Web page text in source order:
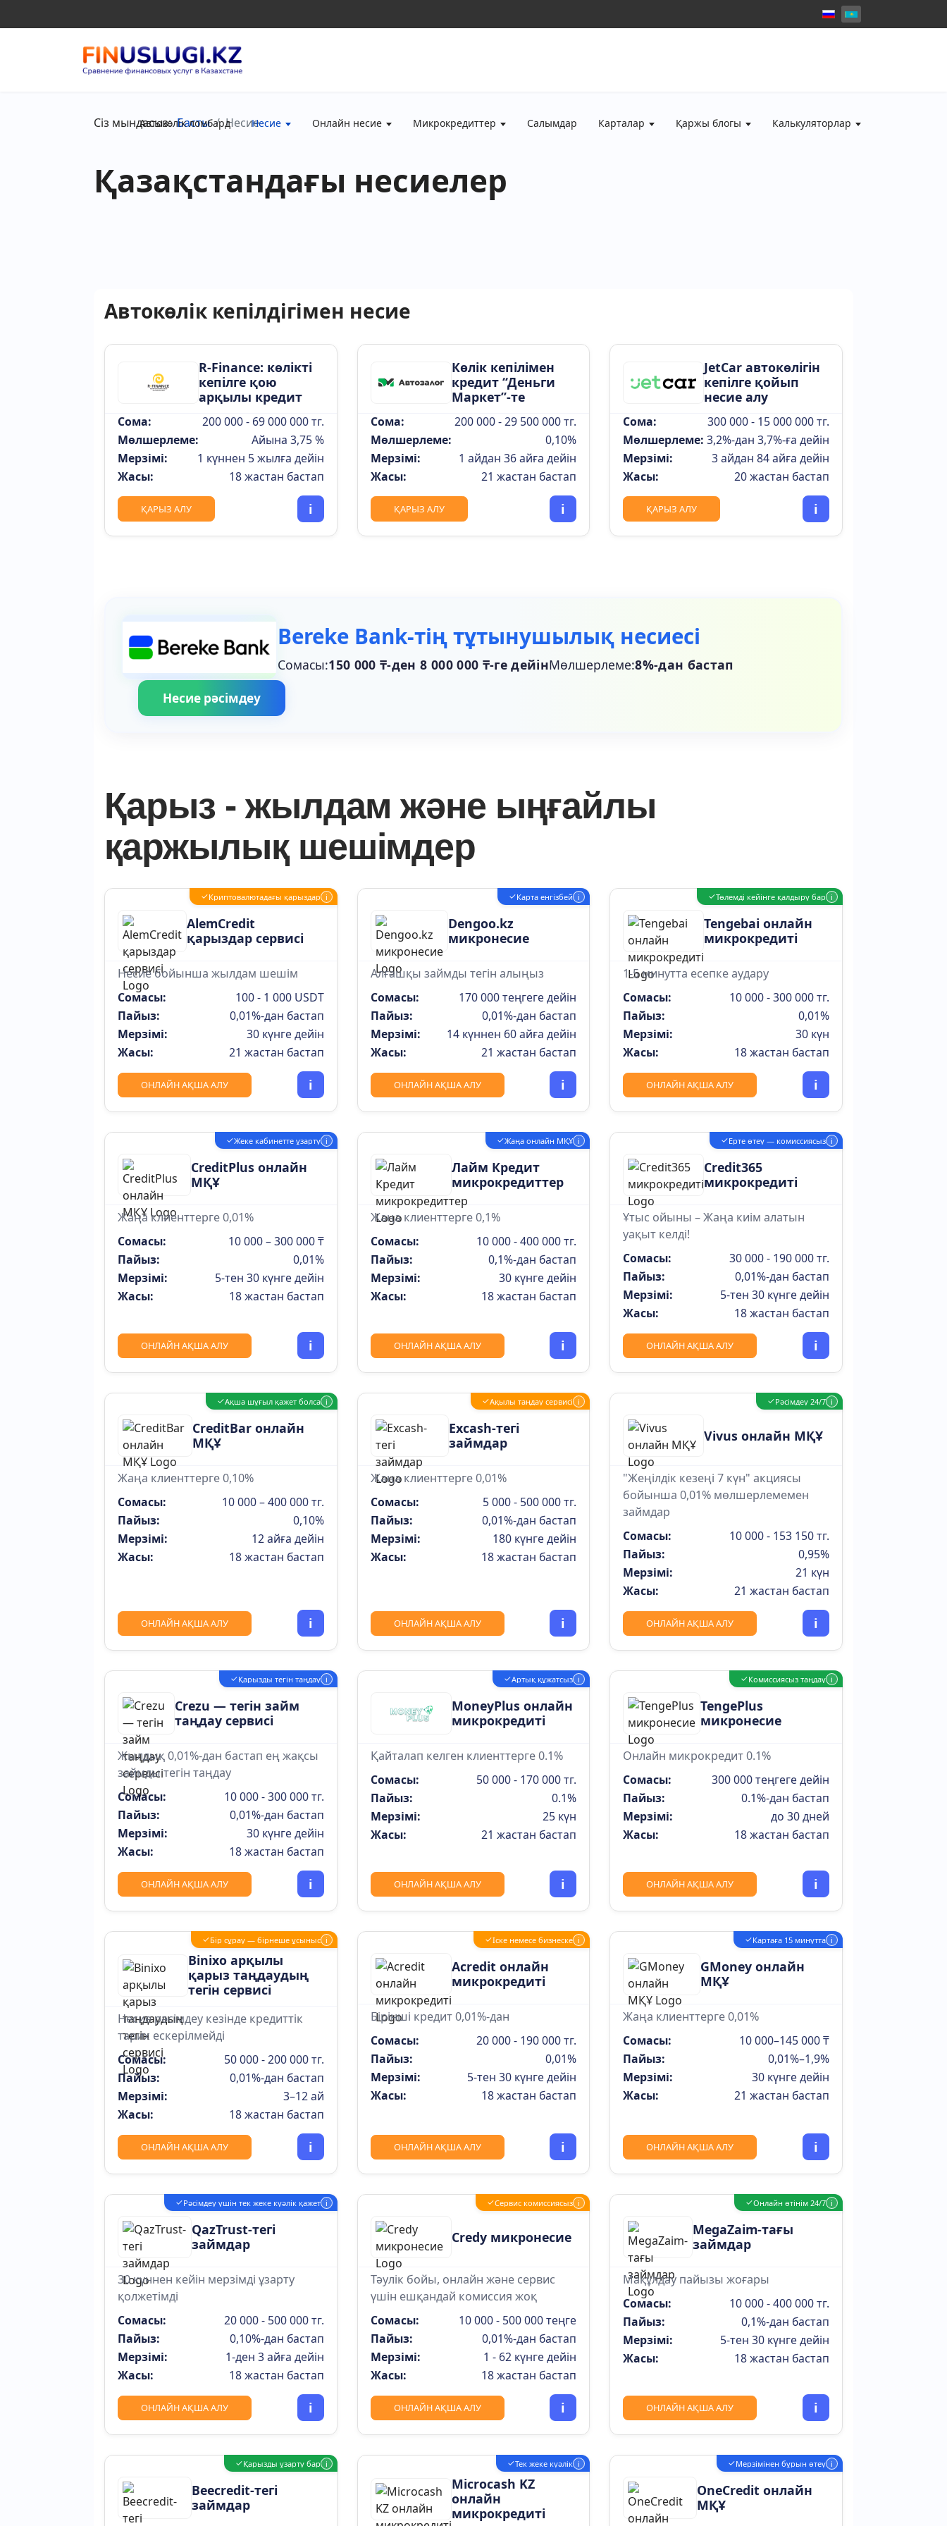
Автокөлік ломбард Несие Онлайн несие Микрокредиттер Салымдар Карталар Қаржы блогы Калькуляторлар
Сіз мындасыз:Басты Несие
Қазақстандағы несиелер
Автокөлік кепілдігімен несие
R-Finance: көлікті
кепілге қою
арқылы кредит
Сома:
200 000 - 69 000 000 тг.
Мөлшерлеме:
Айына 3,75 %
Мерзімі:
1 күннен 5 жылға дейін
Жасы:
18 жастан бастап
ҚАРЫЗ АЛУ i
Көлік кепілімен
кредит “Деньги
Маркет”-те
Сома:
200 000 - 29 500 000 тг.
Мөлшерлеме:
0,10%
Мерзімі:
1 айдан 36 айға дейін
Жасы:
21 жастан бастап
ҚАРЫЗ АЛУ i
JetCar автокөлігін
кепілге қойып
несие алу
Сома:
300 000 - 15 000 000 тг.
Мөлшерлеме: 3,2%-дан 3,7%-ға дейін
Мерзімі:
3 айдан 84 айға дейін
Жасы:
20 жастан бастап
ҚАРЫЗ АЛУ i
Bereke Bank-тің тұтынушылық несиесі
Сомасы:150 000 ₸-ден 8 000 000 ₸-ге дейінМөлшерлеме:8%-дан бастап
Несие рәсімдеу
Қарыз - жылдам және ыңғайлы
қаржылық шешімдер
✓Криптовалютадағы қарыздар i
AlemCredit
қарыздар сервисі
Несие бойынша жылдам шешім
Сомасы:
100 - 1 000 USDT
Пайыз:
0,01%-дан бастап
Мерзімі:
30 күнге дейін
Жасы:
21 жастан бастап
ОНЛАЙН АҚША АЛУ i
✓Карта енгізбей i
Dengoo.kz
микронесие
Алғашқы займды тегін алыңыз
Сомасы:
170 000 теңгеге дейін
Пайыз:
0,01%-дан бастап
Мерзімі:
14 күннен 60 айға дейін
Жасы:
21 жастан бастап
ОНЛАЙН АҚША АЛУ i
✓Төлемді кейінге қалдыру бар i
Tengebai онлайн
микрокредиті
1-5 минутта есепке аудару
Сомасы:
10 000 - 300 000 тг.
Пайыз:
0,01%
Мерзімі:
30 күн
Жасы:
18 жастан бастап
ОНЛАЙН АҚША АЛУ i
✓Жеке кабинетте ұзарту i
CreditPlus онлайн
МҚҰ
Жаңа клиенттерге 0,01%
Сомасы:
10 000 – 300 000 ₸
Пайыз:
0,01%
Мерзімі:
5-тен 30 күнге дейін
Жасы:
18 жастан бастап
ОНЛАЙН АҚША АЛУ i
✓Жаңа онлайн МҚҰ i
Лайм Кредит
микрокредиттер
Жаңа клиенттерге 0,1%
Сомасы:
10 000 - 400 000 тг.
Пайыз:
0,1%-дан бастап
Мерзімі:
30 күнге дейін
Жасы:
18 жастан бастап
ОНЛАЙН АҚША АЛУ i
✓Ерте өтеу — комиссиясыз i
Credit365
микрокредиті
Ұтыс ойыны – Жаңа киім алатын
уақыт келді!
Сомасы:
30 000 - 190 000 тг.
Пайыз:
0,01%-дан бастап
Мерзімі:
5-тен 30 күнге дейін
Жасы:
18 жастан бастап
ОНЛАЙН АҚША АЛУ i
✓Ақша шұғыл қажет болса i
CreditBar онлайн
МҚҰ
Жаңа клиенттерге 0,10%
Сомасы:
10 000 – 400 000 тг.
Пайыз:
0,10%
Мерзімі:
12 айға дейін
Жасы:
18 жастан бастап
ОНЛАЙН АҚША АЛУ i
✓Ақылы таңдау сервисі i
Excash-тегі
займдар
Жаңа клиенттерге 0,01%
Сомасы:
5 000 - 500 000 тг.
Пайыз:
0,01%-дан бастап
Мерзімі:
180 күнге дейін
Жасы:
18 жастан бастап
ОНЛАЙН АҚША АЛУ i
✓Рәсімдеу 24/7 i
Vivus онлайн МҚҰ
"Жеңілдік кезеңі 7 күн" акциясы
бойынша 0,01% мөлшерлемемен
займдар
Сомасы:
10 000 - 153 150 тг.
Пайыз:
0,95%
Мерзімі:
21 күн
Жасы:
21 жастан бастап
ОНЛАЙН АҚША АЛУ i
✓Қарызды тегін таңдау i
Crezu — тегін займ
таңдау сервисі
Жылдық 0,01%-дан бастап ең жақсы
займды тегін таңдау
Сомасы:
10 000 - 300 000 тг.
Пайыз:
0,01%-дан бастап
Мерзімі:
30 күнге дейін
Жасы:
18 жастан бастап
ОНЛАЙН АҚША АЛУ i
✓Артық құжатсыз i
MoneyPlus онлайн
микрокредиті
Қайталап келген клиенттерге 0.1%
Сомасы:
50 000 - 170 000 тг.
Пайыз:
0.1%
Мерзімі:
25 күн
Жасы:
21 жастан бастап
ОНЛАЙН АҚША АЛУ i
✓Комиссиясыз таңдау i
TengePlus
микронесие
Онлайн микрокредит 0.1%
Сомасы:
300 000 теңгеге дейін
Пайыз:
0.1%-дан бастап
Мерзімі:
до 30 дней
Жасы:
18 жастан бастап
ОНЛАЙН АҚША АЛУ i
✓Бір сұрау — бірнеше ұсыныс i
Binixo арқылы
қарыз таңдаудың
тегін сервисі
Несие рәсімдеу кезінде кредиттік
тарих ескерілмейді
Сомасы:
50 000 - 200 000 тг.
Пайыз:
0,01%-дан бастап
Мерзімі:
3–12 ай
Жасы:
18 жастан бастап
ОНЛАЙН АҚША АЛУ i
✓Іске немесе бизнеске i
Acredit онлайн
микрокредиті
Бірінші кредит 0,01%-дан
Сомасы:
20 000 - 190 000 тг.
Пайыз:
0,01%
Мерзімі:
5-тен 30 күнге дейін
Жасы:
18 жастан бастап
ОНЛАЙН АҚША АЛУ i
✓Картаға 15 минутта i
GMoney онлайн
МҚҰ
Жаңа клиенттерге 0,01%
Сомасы:
10 000–145 000 ₸
Пайыз:
0,01%–1,9%
Мерзімі:
30 күнге дейін
Жасы:
21 жастан бастап
ОНЛАЙН АҚША АЛУ i
✓Рәсімдеу үшін тек жеке куәлік қажет i
QazTrust-тегі
займдар
30 күннен кейін мерзімді ұзарту
қолжетімді
Сомасы:
20 000 - 500 000 тг.
Пайыз:
0,10%-дан бастап
Мерзімі:
1-ден 3 айға дейін
Жасы:
18 жастан бастап
ОНЛАЙН АҚША АЛУ i
✓Сервис комиссиясыз i
Credy микронесие
Тәулік бойы, онлайн және сервис
үшін ешқандай комиссия жоқ
Сомасы:
10 000 - 500 000 теңге
Пайыз:
0,01%-дан бастап
Мерзімі:
1 - 62 күнге дейін
Жасы:
18 жастан бастап
ОНЛАЙН АҚША АЛУ i
✓Онлайн өтінім 24/7 i
MegaZaim-тағы
займдар
Мақұлдау пайызы жоғары
Сомасы:
10 000 - 400 000 тг.
Пайыз:
0,1%-дан бастап
Мерзімі:
5-тен 30 күнге дейін
Жасы:
18 жастан бастап
ОНЛАЙН АҚША АЛУ i
✓Қарызды ұзарту бар i
Beecredit-тегі
займдар
✓Тек жеке куәлік i
Microcash KZ
онлайн
микрокредиті
✓Мерзімінен бұрын өтеу i
OneCredit онлайн
МҚҰ